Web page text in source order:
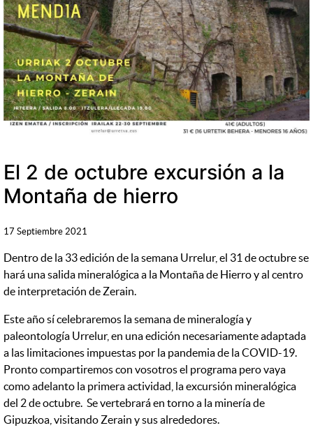
El 2 de octubre excursión a la
Montaña de hierro
17 Septiembre 2021
Dentro de la 33 edición de la semana Urrelur, el 31 de octubre se
hará una salida mineralógica a la Montaña de Hierro y al centro
de interpretación de Zerain.
Este año sí celebraremos la semana de mineralogía y
paleontología Urrelur, en una edición necesariamente adaptada
a las limitaciones impuestas por la pandemia de la COVID-19.
Pronto compartiremos con vosotros el programa pero vaya
como adelanto la primera actividad, la excursión mineralógica
del 2 de octubre. Se vertebrará en torno a la minería de
Gipuzkoa, visitando Zerain y sus alrededores.